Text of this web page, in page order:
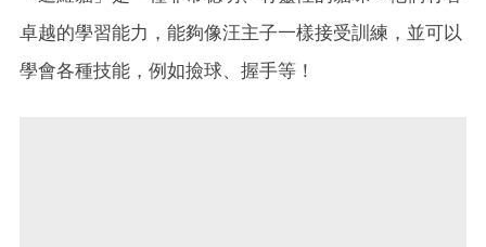
卓越的學習能力，能夠像汪主子一樣接受訓練，並可以
學會各種技能，例如撿球、握手等！